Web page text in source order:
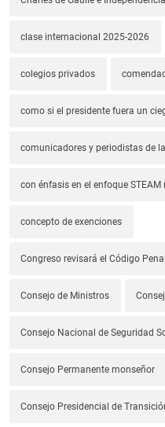
clase internacional 2025-2026
colegios privados
como si el presidente fuera un
comunicadores y periodistas de
con énfasis en el enfoque STEAM
concepto de exenciones
Congreso revisará el Código
Consejo de Ministros
Consejo Nacional de Seguridad
Consejo Permanente monseñor
Consejo Presidencial de